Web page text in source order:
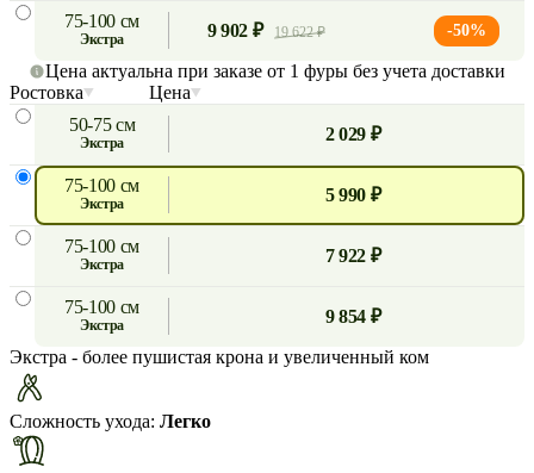
75-100 см
экстра 9 902 ₽ 19 622 ₽ -50%
Цена актуальна при заказе от 1 фуры без учета доставки
Ростовка
Цена
50-75 см
экстра 2 029 ₽
75-100 см
экстра 5 990 ₽
75-100 см
экстра 7 922 ₽
75-100 см
экстра
9 854 ₽
Экстра - более пушистая крона и увеличенный ком
Сложность ухода: Легко